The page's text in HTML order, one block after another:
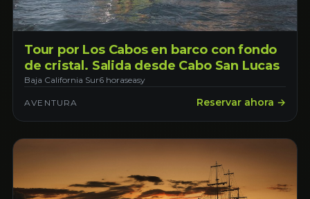
Tour por Los Cabos en barco con fondo
de cristal. Salida desde Cabo San Lucas
Baja California Sur6 horaseasy
AVENTURA Reservar ahora →